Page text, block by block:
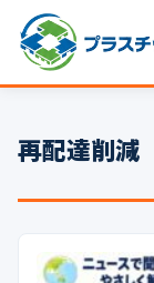
パレットサイズ
プラパレット
コンテナ
再配達削減